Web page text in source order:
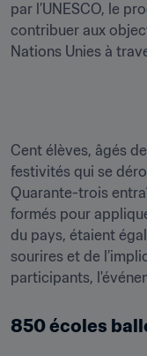
par l’UNESCO, le
contribuer aux
Nations Unies à
Cent élèves, âgés
festivités qui se
Quarante-trois
formés pour
du pays, étaient
sourires et de
participants,
850 écoles